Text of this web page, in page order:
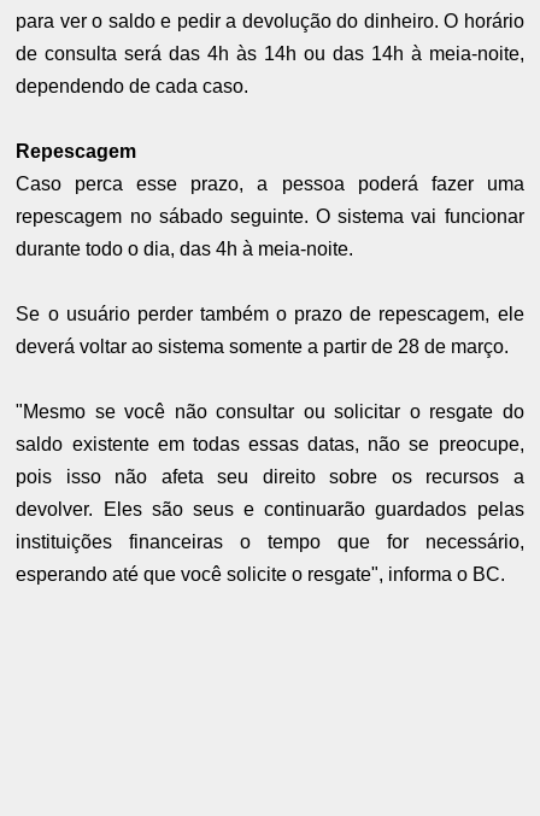
para ver o saldo e pedir a devolução do dinheiro. O horário
de consulta será das 4h às 14h ou das 14h à meia-noite,
dependendo de cada caso.
Repescagem
Caso perca esse prazo, a pessoa poderá fazer uma
repescagem no sábado seguinte. O sistema vai funcionar
durante todo o dia, das 4h à meia-noite.
Se o usuário perder também o prazo de repescagem, ele
deverá voltar ao sistema somente a partir de 28 de março.
"Mesmo se você não consultar ou solicitar o resgate do
saldo existente em todas essas datas, não se preocupe,
pois isso não afeta seu direito sobre os recursos a
devolver. Eles são seus e continuarão guardados pelas
instituições financeiras o tempo que for necessário,
esperando até que você solicite o resgate", informa o BC.